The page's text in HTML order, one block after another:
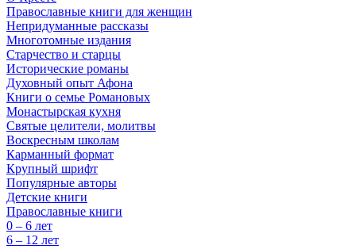
Православные книги для женщин
Непридуманные рассказы
Многотомные издания
Старчество и старцы
Исторические романы
Духовный опыт Афона
Книги о семье Романовых
Монастырская кухня
Святые целители, молитвы
Воскресным школам
Карманный формат
Крупный шрифт
Популярные авторы
Детские книги
Православные книги
0 – 6 лет
6 – 12 лет